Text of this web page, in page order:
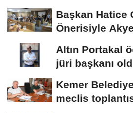
Başkan Hatice
Önerisiyle
Altın Portakal
jüri başkanı
Kemer
meclis